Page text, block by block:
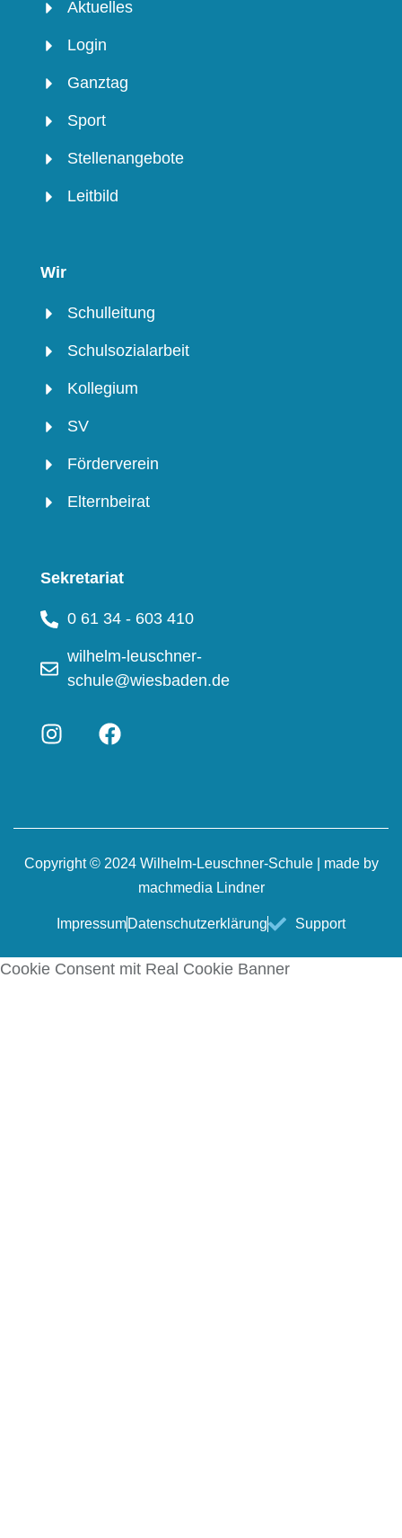
Aktuelles
Login
Ganztag
Sport
Stellenangebote
Leitbild
Wir
Schulleitung
Schulsozialarbeit
Kollegium
SV
Förderverein
Elternbeirat
Sekretariat
0 61 34 - 603 410
wilhelm-leuschner-
schule@wiesbaden.de
Copyright © 2024 Wilhelm-Leuschner-Schule | made by
machmedia Lindner
ImpressumDatenschutzerklärung Support
Cookie Consent mit Real Cookie Banner